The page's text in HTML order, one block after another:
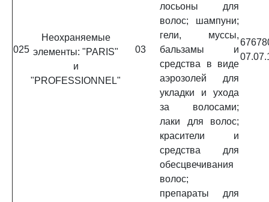
025
Неохраняемые
элементы: "PARIS"
и
"PROFESSIONNEL"
03
лосьоны для
волос; шампуни;
гели, муссы,
бальзамы и
средства в виде
аэрозолей для
укладки и ухода
за волосами;
лаки для волос;
красители и
средства для
обесцвечивания
волос;
препараты для